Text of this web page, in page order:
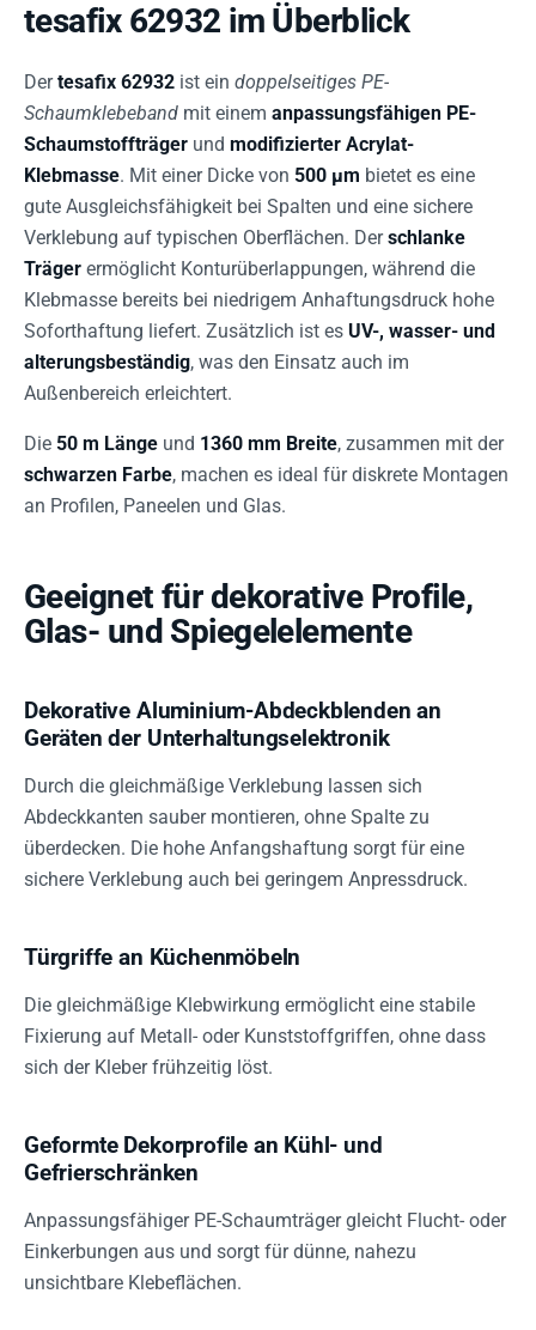
tesafix 62932 im Überblick
Dertesafix 62932 ist ein doppelseitiges PE-
Schaumklebeband mit einem anpassungsfähigen PE-
Schaumstoffträger und modifizierter Acrylat-
Klebmasse. Mit einer Dicke von 500 µm bietet es eine
gute Ausgleichsfähigkeit bei Spalten und eine sichere
Verklebung auf typischen Oberflächen. Derschlanke
Träger ermöglicht Konturüberlappungen, während die
Klebmasse bereits bei niedrigem Anhaftungsdruck hohe
Soforthaftung liefert. Zusätzlich ist es UV-, wasser- und
alterungsbeständig, was den Einsatz auch im
Außenbereich erleichtert.
Die 50 m Länge und 1360 mm Breite, zusammen mit der
schwarzen Farbe, machen es ideal für diskrete Montagen
an Profilen, Paneelen und Glas.
Geeignet für dekorative Profile,
Glas- und Spiegelelemente
Dekorative Aluminium-Abdeckblenden an
Geräten der Unterhaltungselektronik
Durch die gleichmäßige Verklebung lassen sich
Abdeckkanten sauber montieren, ohne Spalte zu
überdecken. Die hohe Anfangshaftung sorgt für eine
sichere Verklebung auch bei geringem Anpressdruck.
Türgriffe an Küchenmöbeln
Die gleichmäßige Klebwirkung ermöglicht eine stabile
Fixierung auf Metall- oder Kunststoffgriffen, ohne dass
sich der Kleber frühzeitig löst.
Geformte Dekorprofile an Kühl- und
Gefrierschränken
Anpassungsfähiger PE-Schaumträger gleicht Flucht- oder
Einkerbungen aus und sorgt für dünne, nahezu
unsichtbare Klebeflächen.